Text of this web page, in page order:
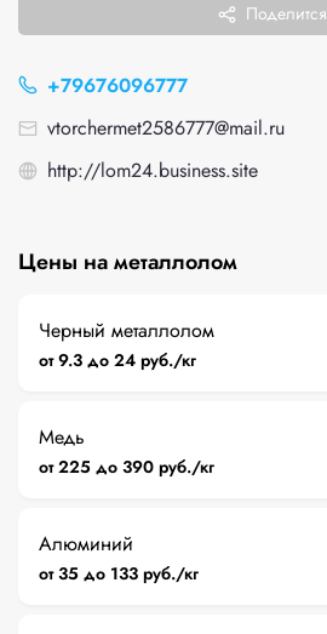
Поделится
+79676096777
vtorchermet2586777@mail.ru
http://lom24.business.site
Цены на металлолом
Черный металлолом
от 9.3 до 24 руб./кг
Медь
от 225 до 390 руб./кг
Алюминий
от 35 до 133 руб./кг